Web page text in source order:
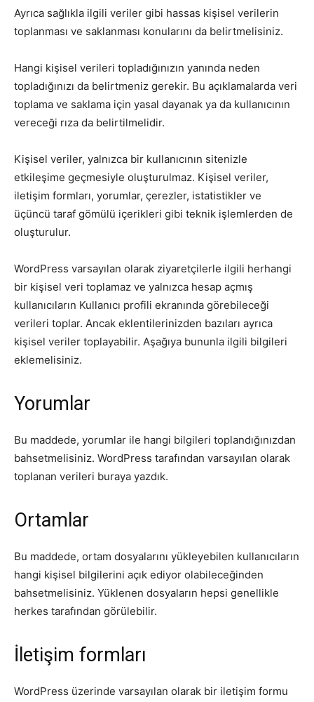
Ayrıca sağlıkla ilgili veriler gibi hassas kişisel verilerin
toplanması ve saklanması konularını da belirtmelisiniz.
Hangi kişisel verileri topladığınızın yanında neden
topladığınızı da belirtmeniz gerekir. Bu açıklamalarda veri
toplama ve saklama için yasal dayanak ya da kullanıcının
vereceği rıza da belirtilmelidir.
Kişisel veriler, yalnızca bir kullanıcının sitenizle
etkileşime geçmesiyle oluşturulmaz. Kişisel veriler,
iletişim formları, yorumlar, çerezler, istatistikler ve
üçüncü taraf gömülü içerikleri gibi teknik işlemlerden de
oluşturulur.
WordPress varsayılan olarak ziyaretçilerle ilgili herhangi
bir kişisel veri toplamaz ve yalnızca hesap açmış
kullanıcıların Kullanıcı profili ekranında görebileceği
verileri toplar. Ancak eklentilerinizden bazıları ayrıca
kişisel veriler toplayabilir. Aşağıya bununla ilgili bilgileri
eklemelisiniz.
Yorumlar
Bu maddede, yorumlar ile hangi bilgileri toplandığınızdan
bahsetmelisiniz. WordPress tarafından varsayılan olarak
toplanan verileri buraya yazdık.
Ortamlar
Bu maddede, ortam dosyalarını yükleyebilen kullanıcıların
hangi kişisel bilgilerini açık ediyor olabileceğinden
bahsetmelisiniz. Yüklenen dosyaların hepsi genellikle
herkes tarafından görülebilir.
İletişim formları
WordPress üzerinde varsayılan olarak bir iletişim formu